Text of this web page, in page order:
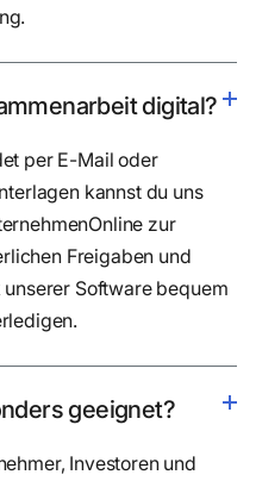
digital?
per E-Mail oder
kannst du uns
zur
Freigaben und
Software bequem
geeignet?
Investoren und